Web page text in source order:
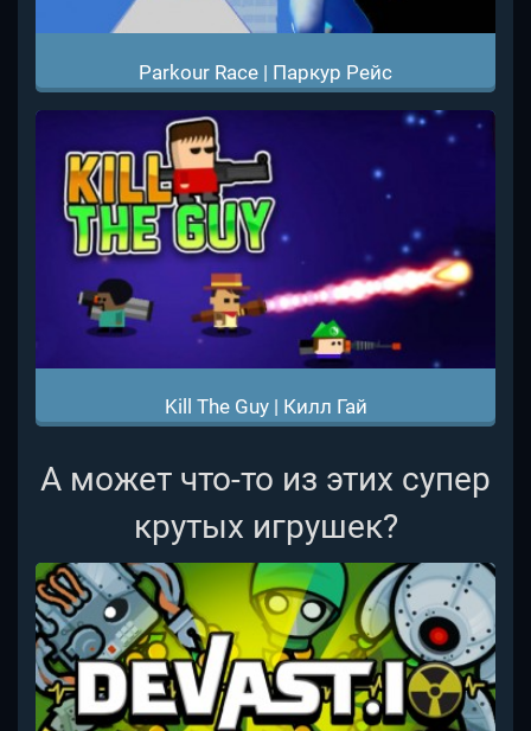
Parkour Race | Паркур Рейс
Kill The Guy | Килл Гай
А может что-то из этих супер
крутых игрушек?